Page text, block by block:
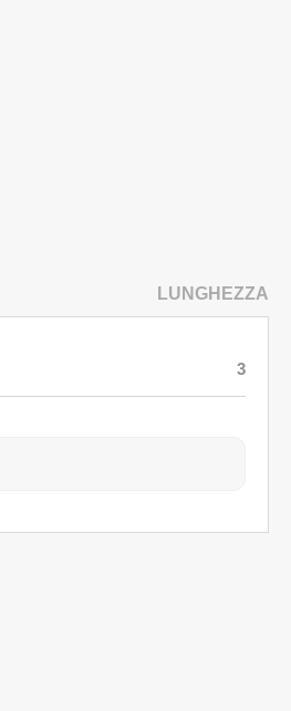
LUNGHEZZA
3